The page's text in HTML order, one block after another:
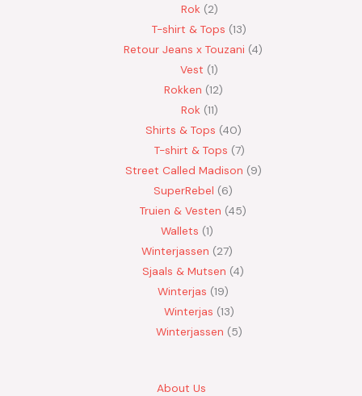
Rok 2
T-shirt & Tops 13
Retour Jeans x Touzani 4
Vest 1
Rokken 12
Rok 11
Shirts & Tops 40
T-shirt & Tops 7
Street Called Madison 9
SuperRebel
6
Truien & Vesten 45
Wallets 1
Winterjassen
27
Sjaals & Mutsen 4
Winterjas 19
Winterjas 13
Winterjassen
5
About Us